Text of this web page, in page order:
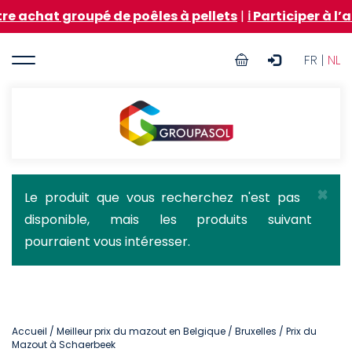
au
principal
de poêles à pellets|ℹ️ Participer à l’achat
FR | NL
User
Groupasol
×
Message
d'état
Le produit que vous recherchez n'est pas
disponible, mais les produits suivant
pourraient vous intéresser.
Accueil / Meilleur prix du mazout en Belgique / Bruxelles / Prix du
Mazout à Schaerbeek